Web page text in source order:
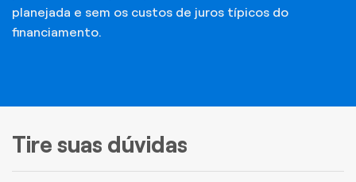
planejada e sem os custos de juros típicos do
financiamento.
Tire suas dúvidas